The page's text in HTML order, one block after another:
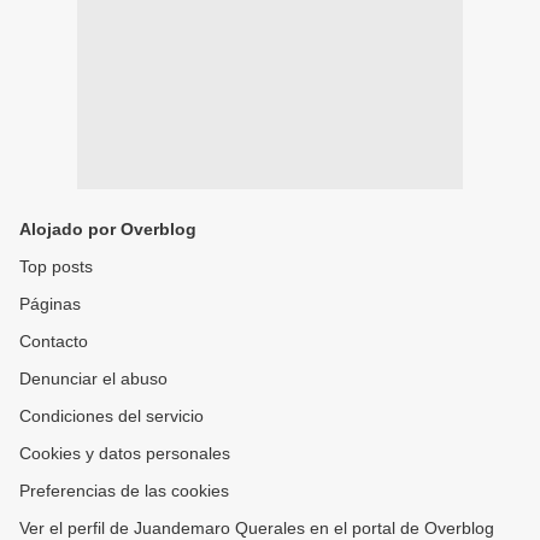
Alojado por Overblog
Top posts
Páginas
Contacto
Denunciar el abuso
Condiciones del servicio
Cookies y datos personales
Preferencias de las cookies
Ver el perfil de Juandemaro Querales en el portal de Overblog